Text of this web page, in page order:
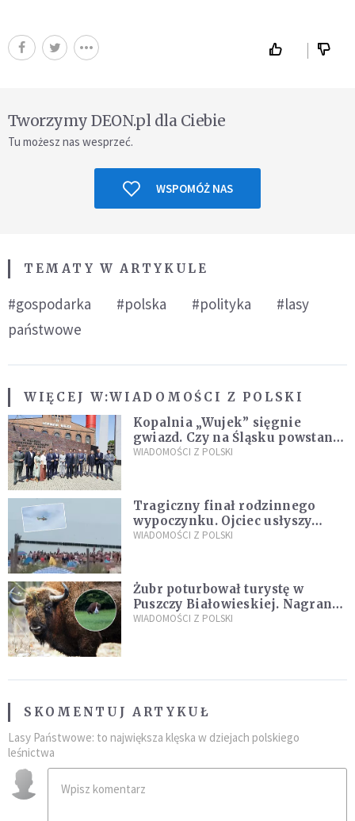
Tworzymy DEON.pl dla Ciebie
Tu możesz nas wesprzeć.
WSPOMÓŻ NAS
TEMATY W ARTYKULE
#gospodarka #polska #polityka
#lasy
państwowe
WIĘCEJ W:WIADOMOŚCI Z POLSKI
Kopalnia „Wujek” sięgnie
gwiazd. Czy na Śląsku powstanie
„Dolina Krzemowa”?
WIADOMOŚCI Z POLSKI
Tragiczny finał rodzinnego
wypoczynku. Ojciec usłyszy
zarzuty
WIADOMOŚCI Z POLSKI
Żubr poturbował turystę w
Puszczy Białowieskiej. Nagranie
daje do myślenia
WIADOMOŚCI Z POLSKI
SKOMENTUJ ARTYKUŁ
Lasy Państwowe: to największa klęska w dziejach polskiego
leśnictwa